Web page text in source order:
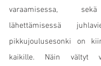
varaamisessa,
lähettämisessä
pikkujoulusesonki on
kaikille. Näin vältyt